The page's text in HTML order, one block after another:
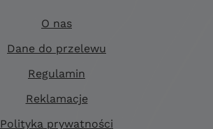
O nas
Dane do przelewu
Regulamin
Reklamacje
Polityka prywatności